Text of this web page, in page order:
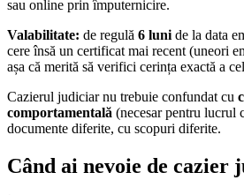
sau online prin împuternicire.
Valabilitate: de regulă 6 luni de la data
cere însă un certificat mai recent (uneori
așa că merită să verifici cerința exactă a
Cazierul judiciar nu trebuie confundat cu
comportamentală (necesar pentru
documente diferite, cu scopuri diferite.
Când ai nevoie de cazier